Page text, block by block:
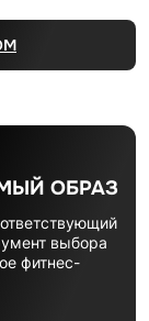
ОБРАЗ
выбора
фитнес-